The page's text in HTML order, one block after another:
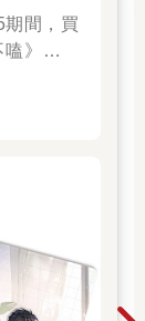
期間，買
》文件
止！